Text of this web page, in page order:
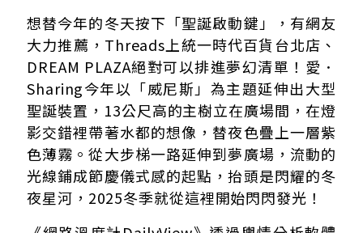
想替今年的冬天按下「聖誕啟動鍵」，有網友
大力推薦，Threads上統一時代百貨台北店、
DREAM PLAZA絕對可以排進夢幻清單！愛．
Sharing今年以「威尼斯」為主題延伸出大型
聖誕裝置，13公尺高的主樹立在廣場間，在燈
影交錯裡帶著水都的想像，替夜色疊上一層紫
色薄霧。從大步梯一路延伸到夢廣場，流動的
光線鋪成節慶儀式感的起點，抬頭是閃耀的冬
夜星河，2025冬季就從這裡開始閃閃發光！